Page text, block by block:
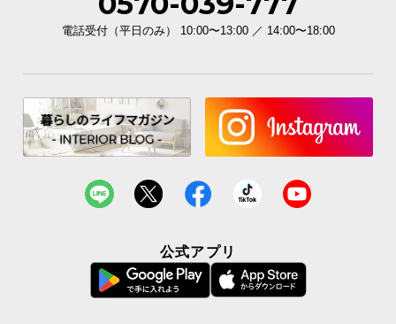
ホルムアルデヒドとは
目や鼻などに刺激を与え、シックハ
ウス症候群を引き起こす恐れのある
電話受付（平日のみ） 10:00〜13:00 ／ 14:00〜18:00
公式アプリ